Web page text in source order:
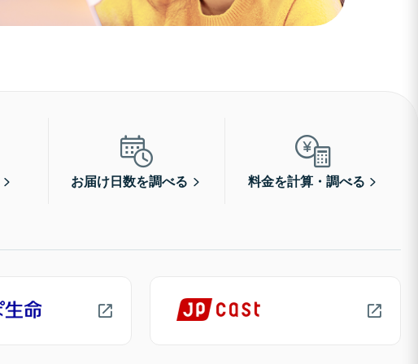
お届け日数を調べる 料金を計算・調べる